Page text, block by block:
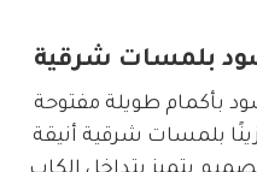
بلمسات شرقية
بأكمام طويلة مفتوحة
بلمسات شرقية أنيقة